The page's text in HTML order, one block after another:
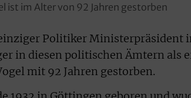
ist im Alter von 92 Jahren gestorben
Politiker Ministerpräsident
in diesen politischen Ämtern als
mit 92 Jahren gestorben.